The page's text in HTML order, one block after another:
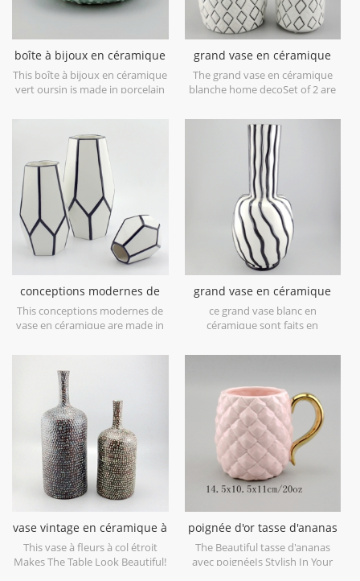
boîte à bijoux en céramique
vert oursin
This boîte à bijoux en céramique
vert oursin is made in porcelain
used for jewelry storage or dry
food and goods. Microwave safe
and food safe.
grand vase en céramique
blanche home deco
The grand vase en céramique
blanche home decoSet of 2 are
porcelain,is snow white with
transparent glaze on the
surface,different from the white
glaze finish. Is much more
beautiful,precious and high
value.
conceptions modernes de
vase en céramique blanc et
noir
This conceptions modernes de
vase en céramique are made in
decorative objects. Can be sold
individually.
grand vase en céramique
blanche avec des lignes de
peinture à la main noire
ce grand vase blanc en
céramique sont faits en
d'os, attrayant pour votre
mariage. peut être vendu
individuellement.
vase vintage en céramique à
col étroit
This vase à fleurs à col étroit
Makes The Table Look Beautiful!
poignée d'or tasse d'ananas
en céramique
The Beautiful tasse d'ananas
avec poignéeIs Stylish In Your